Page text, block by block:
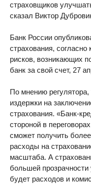
страховщиков
сказал Виктор
Банк России
страхования, согласно
рисков, возникающих
банк за свой счет, 27
По мнению регулятора,
издержки на
страхования. «Банк-
стороной в
сможет получить
расходы на
масштаба. А
большей
будет расходов и